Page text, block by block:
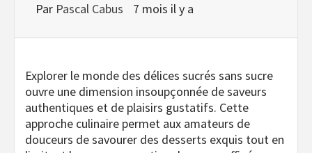
Par Pascal Cabus 7 mois il y a
Explorer le monde des délices sucrés sans sucre
ouvre une dimension insoupçonnée de saveurs
authentiques et de plaisirs gustatifs. Cette
approche culinaire permet aux amateurs de
douceurs de savourer des desserts exquis tout en